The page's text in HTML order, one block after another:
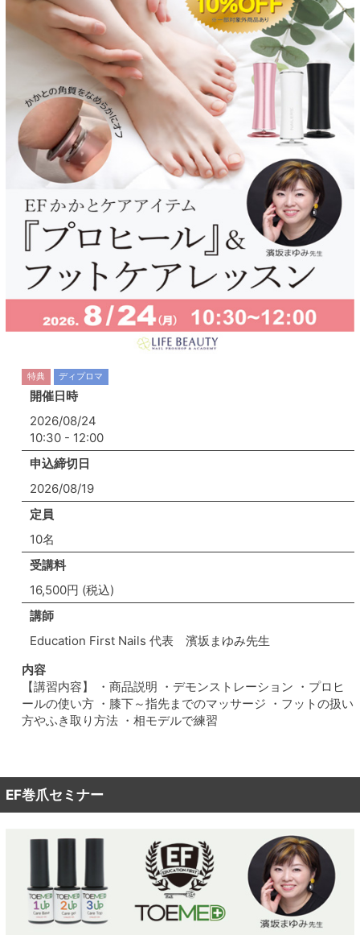
特典 ディプロマ
開催日時
2026/08/24
10:30 - 12:00
申込締切日
2026/08/19
定員
10名
受講料
16,500円 (税込)
講師
Education First Nails 代表 濱坂まゆみ先生
内容
【講習内容】 ・商品説明 ・デモンストレーション ・プロヒ
ールの使い方 ・膝下～指先までのマッサージ ・フットの扱い
方やふき取り方法 ・相モデルで練習
EF巻爪セミナー